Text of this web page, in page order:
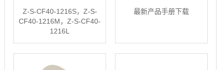
Z-S-CF40-1216S，Z-S-
CF40-1216M，Z-S-CF40-
1216L
最新产品手册下载